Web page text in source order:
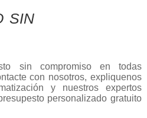
sin
sin compromiso en todas
con nosotros, expliquenos
y nuestros expertos
personalizado gratuito